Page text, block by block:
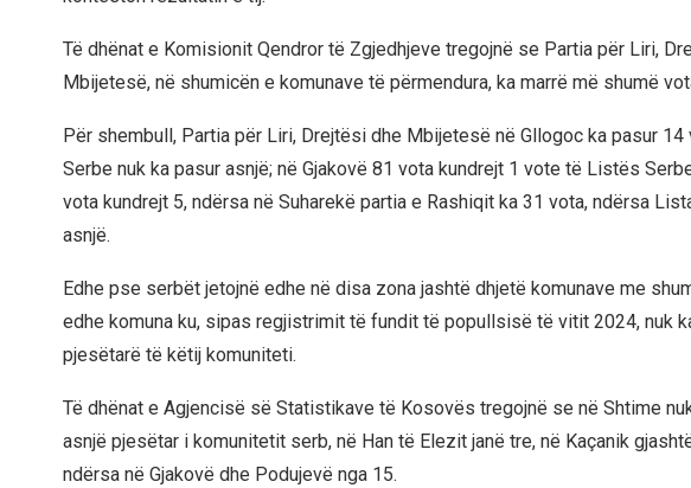
Të dhënat e Komisionit Qendror të Zgjedhjeve tregojnë se Partia për Liri,
Mbijetesë, në shumicën e komunave të përmendura, ka marrë më shumë
Për shembull, Partia për Liri, Drejtësi dhe Mbijetesë në Gllogoc ka pasur 14
Serbe nuk ka pasur asnjë; në Gjakovë 81 vota kundrejt 1 vote të Listës
vota kundrejt 5, ndërsa në Suharekë partia e Rashiqit ka 31 vota, ndërsa
asnjë.
Edhe pse serbët jetojnë edhe në disa zona jashtë dhjetë komunave me
edhe komuna ku, sipas regjistrimit të fundit të popullsisë të vitit 2024, nuk
pjesëtarë të këtij komuniteti.
Të dhënat e Agjencisë së Statistikave të Kosovës tregojnë se në Shtime
asnjë pjesëtar i komunitetit serb, në Han të Elezit janë tre, në Kaçanik
ndërsa në Gjakovë dhe Podujevë nga 15.